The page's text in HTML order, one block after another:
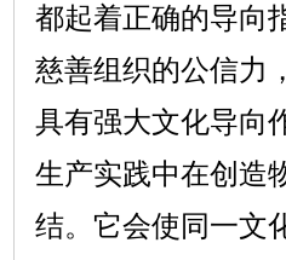
都起着正确的导向
慈善组织的公信力
具有强大文化导向
生产实践中在创造
结。它会使同一文